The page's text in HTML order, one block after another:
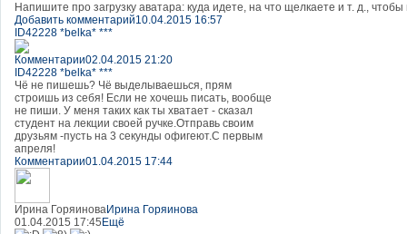
Напишите про загрузку аватара: куда идете, на что щелкаете и т. д.,
Добавить комментарий10.04.2015 16:57
ID42228 *belka* ***
Комментарии02.04.2015 21:20
ID42228 *belka* ***
Чё не пишешь? Чё выделываешься, прям
строишь из себя! Если не хочешь писать, вообще
не пиши. У меня таких как ты хватает - сказал
студент на лекции своей ручке.Отправь своим
друзьям -пусть на 3 секунды офигеют.С первым
апреля!
Комментарии01.04.2015 17:44
Ирина ГоряиноваИрина Горяинова
01.04.2015 17:45 Ещё